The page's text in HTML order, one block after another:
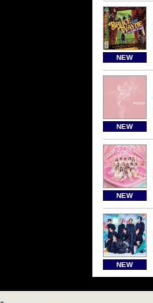
NEW
NEW
NEW
NEW